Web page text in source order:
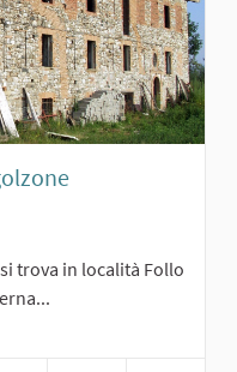
trova in località Follo